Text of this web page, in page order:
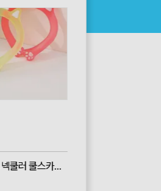
알로 NC1 아이스 넥쿨러 쿨스카프 냉각 얼음 머플러 목도리